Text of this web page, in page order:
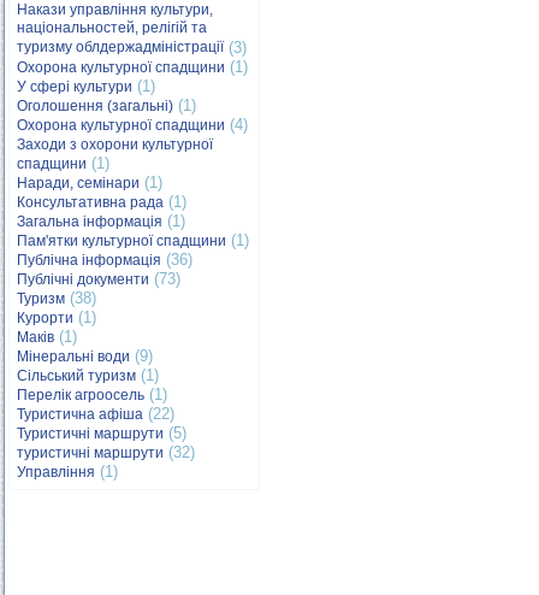
Накази управління культури,
національностей, релігій та
туризму облдержадміністрації(3)
Охорона культурної спадщини (1)
У сфері культури (1)
Оголошення (загальні) (1)
Охорона культурної спадщини (4)
Заходи з охорони культурної
спадщини (1)
Наради, семінари (1)
Консультативна рада (1)
Загальна інформація (1)
Пам'ятки культурної спадщини (1)
Публічна інформація (36)
Публічні документи (73)
Туризм (38)
Курорти (1)
Маків (1)
Мінеральні води (9)
Сільський туризм (1)
Перелік агроосель (1)
Туристична афіша (22)
Туристичні маршрути (5)
туристичні маршрути (32)
Управління (1)